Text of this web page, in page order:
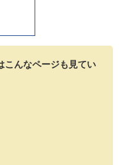
こんなページも見てい